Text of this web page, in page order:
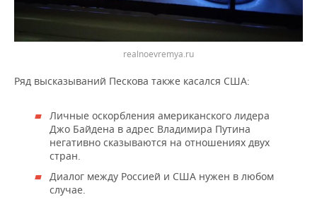
realnoevremya.ru
Ряд высказываний Пескова также касался США:
Личные оскорбления американского лидера
Джо Байдена в адрес Владимира Путина
негативно сказываются на отношениях двух
стран.
Диалог между Россией и США нужен в любом
случае.